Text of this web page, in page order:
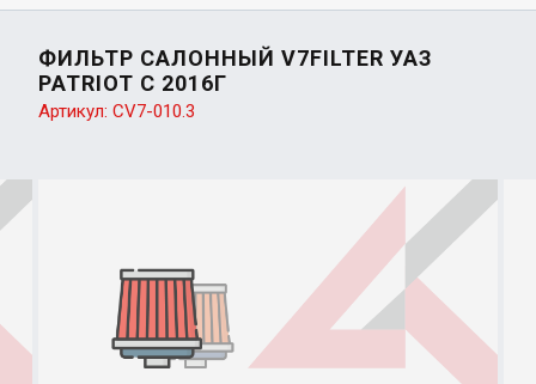
ФИЛЬТР САЛОННЫЙ V7FILTER УАЗ
PATRIOT С 2016Г
Артикул: CV7-010.3